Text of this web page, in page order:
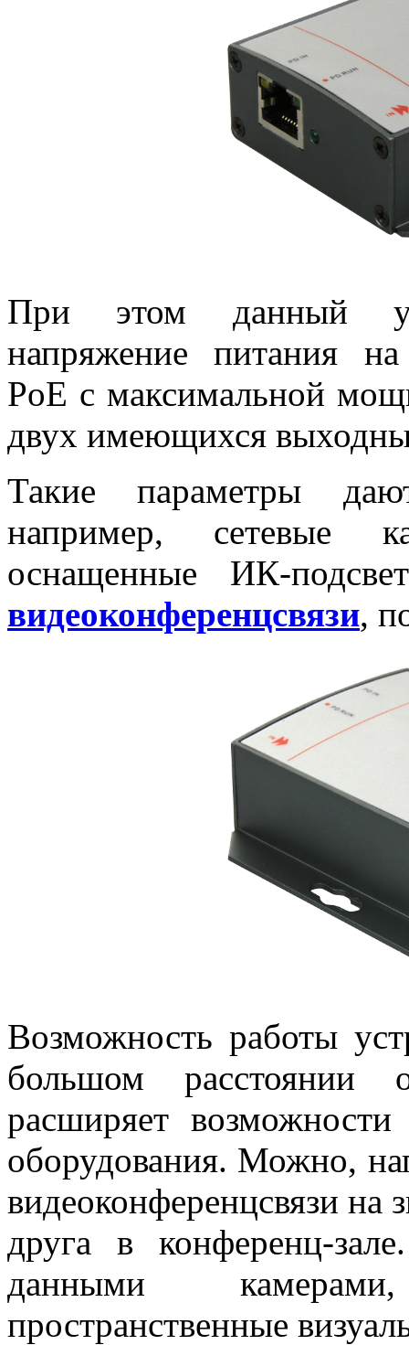
При этом данный
напряжение питания
PoE с максимальной
двух имеющихся
Такие параметры
например, сетевые
оснащенные ИК-
видеоконференцсвязи,
Возможность работы
большом расстоянии
расширяет
оборудования. Можно,
видеоконференцсвязи на
друга в конференц-
данными
пространственные